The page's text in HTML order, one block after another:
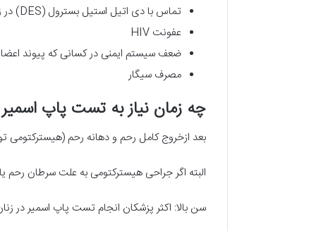
تماس با دی اتیل استیل بسترول (DES) در زمان جنینی
عفونت HIV
ضعف سیستم ایمنی در کسانی که پیوند اعضا
مصرف سیگار
چه زمان نیاز به تست پاپ
بعد ازخروج کامل رحم و دهانه رحم
البته اگر جراحی هیسترکتومی به علت سرطان رحم
سن بالا: اکثر پزشکان انجام تست پاپ اسمیر در زنان بالای 65 یا 70 سال که سابقه حداقل سه پاپ اسمیر نرمال دارند را